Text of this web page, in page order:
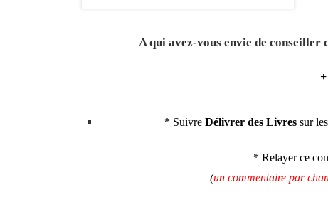
A qui avez-vous envie de conseiller
* Suivre Délivrer des Livressur
* Relayer ce
(un commentaire par